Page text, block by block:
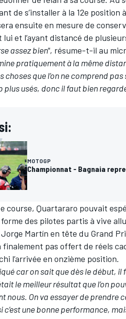
de s’installer à la 12e
ensuite en mesure de
lui et l’ayant distancé de
assez bien", résume-t-il au
pratiquement à la même
choses que l’on ne comprend
plus usés, donc il faut bien
MOTOGP
Championnat - Bagnaia
course, Quartararo pouvait
des pilotes partis à vive
Jorge Martín en tête du Grand
finalement pas offert de réels
l’arrivée en onzième position.
car on sait que dès le début,
le meilleur résultat que l’on
nous. On va essayer de prendre
c’est une bonne performance,